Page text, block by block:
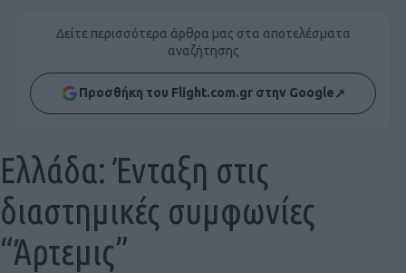
Δείτε περισσότερα άρθρα μας στα αποτελέσματα
αναζήτησης
Προσθήκη του Flight.com.gr στην Google↗
Ελλάδα: Ένταξη στις
διαστημικές συμφωνίες
“Άρτεμις”